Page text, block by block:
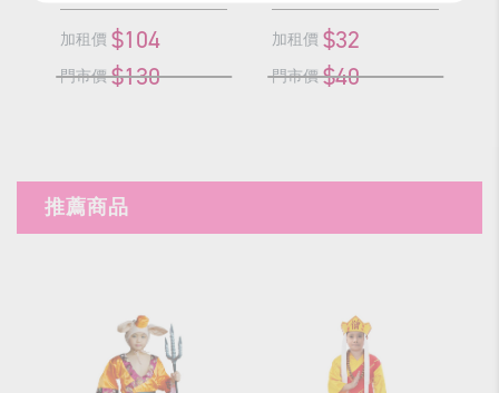
加租價 $104
門市價 $130
加租價 $32
門市價 $40
推薦商品